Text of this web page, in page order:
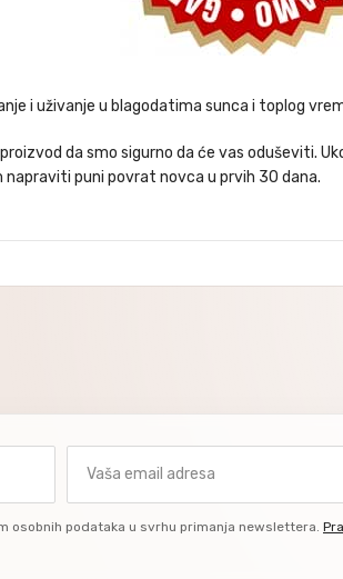
i uživanje u blagodatima sunca i toplog
da smo sigurno da će vas oduševiti.
puni povrat novca u prvih 30 dana.
osobnih podataka u svrhu primanja newslettera.